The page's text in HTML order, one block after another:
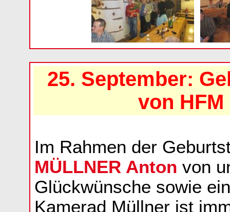
25. September:
von
Im Rahmen der
MÜLLNER Anton von
Glückwünsche sowie
Kamerad Müllner ist